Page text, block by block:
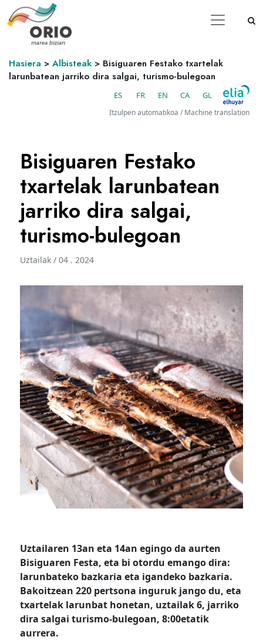
Hasiera > Albisteak > Bisiguaren Festako txartelak
larunbatean jarriko dira salgai, turismo-bulegoan
ES FR EN CA GL
Itzulpen automatikoa / Machine translation
Bisiguaren Festako
txartelak larunbatean
jarriko dira salgai,
turismo-bulegoan
Uztailak / 04 . 2024
Uztailaren 13an eta 14an egingo da aurten
Bisiguaren Festa, eta bi otordu emango dira:
larunbateko bazkaria eta igandeko bazkaria.
Bakoitzean 220 pertsona inguruk jango du, eta
txartelak larunbat honetan, uztailak 6, jarriko
dira salgai turismo-bulegoan, 8:00etatik
aurrera.